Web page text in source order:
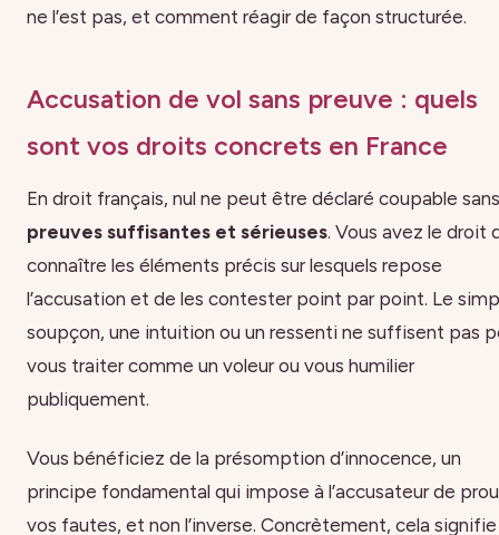
ne l’est pas, et comment réagir de façon structurée.
Accusation de vol sans preuve : quels
sont vos droits concrets en France
En droit français, nul ne peut être déclaré coupable sans
preuves suffisantes et sérieuses. Vous avez le droit
connaître les éléments précis sur lesquels repose
l’accusation et de les contester point par point. Le
soupçon, une intuition ou un ressenti ne suffisent pas
vous traiter comme un voleur ou vous humilier
publiquement.
Vous bénéficiez de la présomption d’innocence, un
principe fondamental qui impose à l’accusateur de
vos fautes, et non l’inverse. Concrètement, cela signifie